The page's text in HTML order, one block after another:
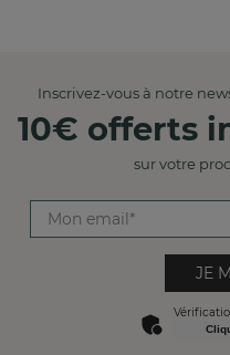
Inscrivez-vous à notre
10€ offerts
sur votre
JE